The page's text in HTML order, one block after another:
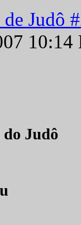
Judô
Judô